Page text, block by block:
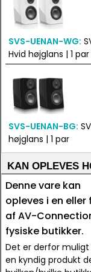
SVS-UENAN-WG:
Hvid højglans | 1 par
SVS-UENAN-BG:
højglans | 1 par
KAN OPLEVES
Denne vare kan
opleves i en eller
af AV-
fysiske butikker.
Det er derfor
en kyndig produkt